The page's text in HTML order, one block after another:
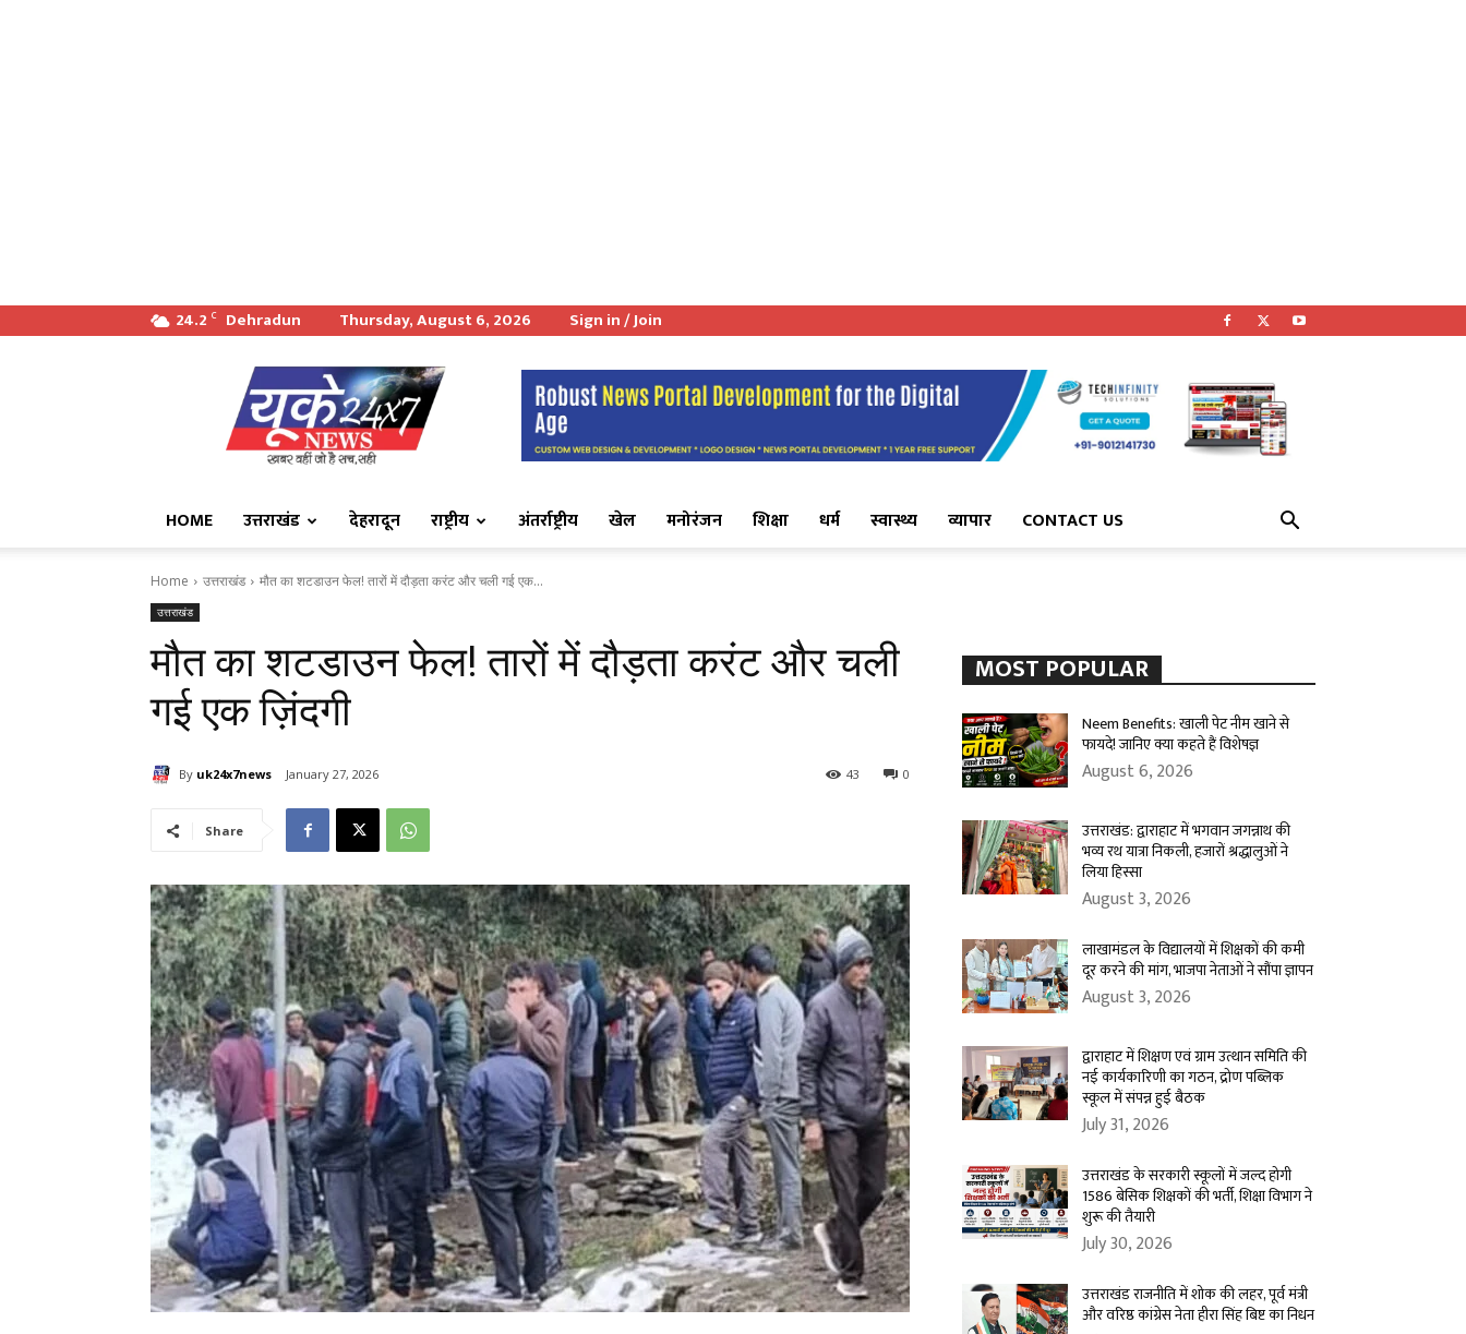
24.2 C Dehradun Thursday, August 6, 2026 Sign in / Join
खबर
वही
जो
सच
HOME उत्तराखंड देहरादून राष्ट्रीय अंतर्राष्ट्रीय खेल मनोरंजन शिक्षा धर्म स्वास्थ्य व्यापार CONTACT US
Home उत्तराखंड मौत का शटडाउन फेल! तारों में दौड़ता करंट और चली गई एक...
उत्तराखंड
मौत का शटडाउन फेल! तारों में दौड़ता करंट और चली
गई एक ज़िंदगी
By uk24x7news January 27, 2026 0
43
Share
MOST POPULAR
Neem Benefits: खाली पेट नीम खाने से
फायदे! जानिए क्या कहते हैं विशेषज्ञ
August 6, 2026
उत्तराखंड: द्वाराहाट में भगवान जगन्नाथ की
भव्य रथ यात्रा निकली, हजारों श्रद्धालुओं ने
लिया हिस्सा
August 3, 2026
लाखामंडल के विद्यालयों में शिक्षकों की कमी
दूर करने की मांग, भाजपा नेताओं ने सौंपा ज्ञापन
August 3, 2026
द्वाराहाट में शिक्षण एवं ग्राम उत्थान समिति की
नई कार्यकारिणी का गठन, द्रोण पब्लिक
स्कूल में संपन्न हुई बैठक
July 31, 2026
उत्तराखंड के सरकारी स्कूलों में जल्द होगी
1586 बेसिक शिक्षकों की भर्ती, शिक्षा विभाग ने
शुरू की तैयारी
July 30, 2026
उत्तराखंड राजनीति में शोक की लहर, पूर्व मंत्री
और वरिष्ठ कांग्रेस नेता हीरा सिंह बिष्ट का निधन